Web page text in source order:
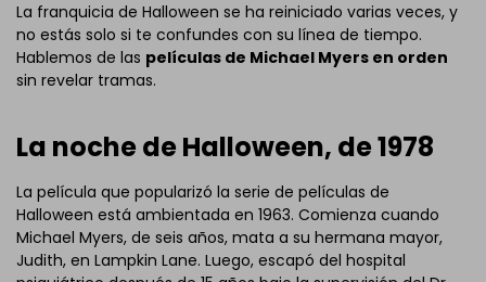
La franquicia de Halloween se ha reiniciado varias veces, y
no estás solo si te confundes con su línea de tiempo.
Hablemos de las películas de Michael Myers en orden
sin revelar tramas.
La noche de Halloween, de 1978
La película que popularizó la serie de películas de
Halloween está ambientada en 1963. Comienza cuando
Michael Myers, de seis años, mata a su hermana mayor,
Judith, en Lampkin Lane. Luego, escapó del hospital